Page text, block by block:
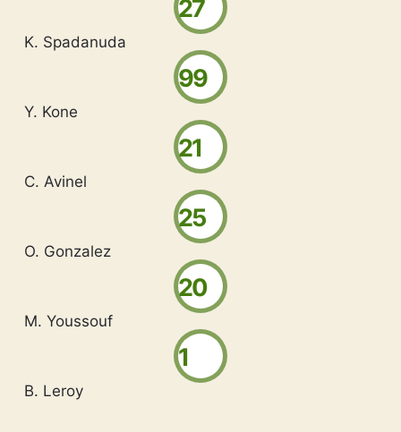
27
K. Spadanuda
99
Y. Kone
21
C. Avinel
25
O. Gonzalez
20
M. Youssouf
1
B. Leroy